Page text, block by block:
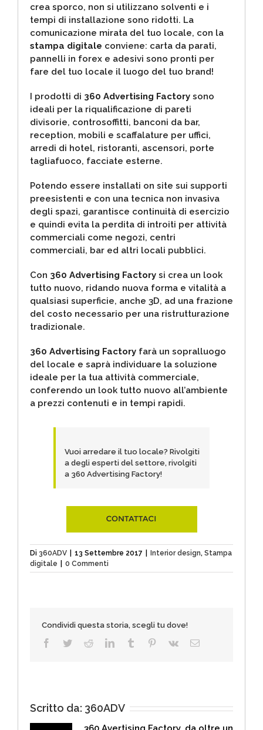
crea sporco, non si utilizzano solventi e i
tempi di installazione sono ridotti. La
comunicazione mirata del tuo locale, con la
stampa digitale conviene: carta da parati,
pannelli in forex e adesivi sono pronti per
fare del tuo locale il luogo del tuo brand!
I prodotti di 360 Advertising Factory sono
ideali per la riqualificazione di pareti
divisorie, controsoffitti, banconi da bar,
reception, mobili e scaffalature per uffici,
arredi di hotel, ristoranti, ascensori, porte
tagliafuoco, facciate esterne.
Potendo essere installati on site sui supporti
preesistenti e con una tecnica non invasiva
degli spazi, garantisce continuità di esercizio
e quindi evita la perdita di introiti per attività
commerciali come negozi, centri
commerciali, bar ed altri locali pubblici.
Con 360 Advertising Factory si crea un look
tutto nuovo, ridando nuova forma e vitalità a
qualsiasi superficie, anche 3D, ad una frazione
del costo necessario per una ristrutturazione
tradizionale.
360 Advertising Factory farà un sopralluogo
del locale e saprà individuare la soluzione
ideale per la tua attività commerciale,
conferendo un look tutto nuovo all’ambiente
a prezzi contenuti e in tempi rapidi.
Vuoi arredare il tuo locale? Rivolgiti
a degli esperti del settore, rivolgiti
a 360 Advertising Factory!
Di 360ADV 13 Settembre 2017 Interior design, Stampa
digitale
0 Commenti
Condividi questa storia, scegli tu dove!
Facebook
TwitterRedditLinkedInTumblr Pinterest
Vk Email
Scritto da: 360ADV